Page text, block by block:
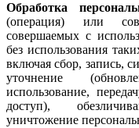
Обработка
(операция) или
совершаемых с
без использования
включая сбор, запись,
уточнение
использование,
доступ),
уничтожение